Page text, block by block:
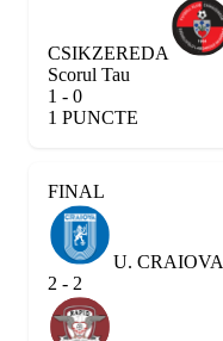
CSIKZEREDA
Scorul Tau
1 - 0
1 PUNCTE
FINAL
U. CRAIOVA
2 - 2